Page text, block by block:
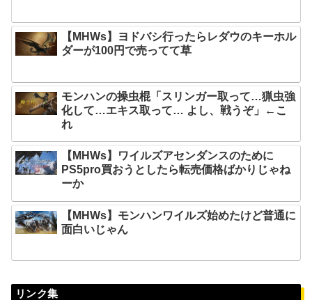
【MHWs】ヨドバシ行ったらレダウのキーホル
ダーが100円で売ってて草
モンハンの操虫棍「スリンガー取って…猟虫強
化して…エキス取って… よし、戦うぞ」←こ
れ
【MHWs】ワイルズアセンダンスのために
PS5pro買おうとしたら転売価格ばかりじゃね
ーか
【MHWs】モンハンワイルズ始めたけど普通に
面白いじゃん
リンク集